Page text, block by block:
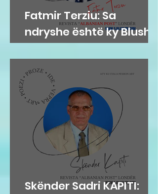
Fatmir Terziu: Sa
ndryshe është ky Blushi
nga Blushi
Skënder Sadri KAPITI: